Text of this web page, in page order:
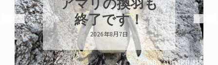
トビウオ幼魚展
示中！
2026年8月6日